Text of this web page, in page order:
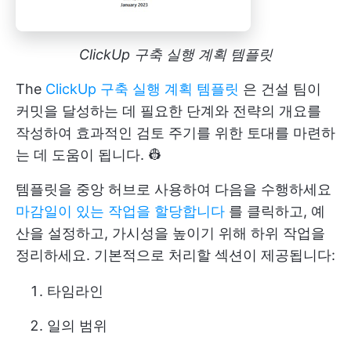
ClickUp 구축 실행 계획 템플릿
The ClickUp 구축 실행 계획 템플릿 은 건설 팀이
커밋을 달성하는 데 필요한 단계와 전략의 개요를
작성하여 효과적인 검토 주기를 위한 토대를 마련하
는 데 도움이 됩니다. 👷
템플릿을 중앙 허브로 사용하여 다음을 수행하세요
마감일이 있는 작업을 할당합니다 를 클릭하고, 예
산을 설정하고, 가시성을 높이기 위해 하위 작업을
정리하세요. 기본적으로 처리할 섹션이 제공됩니다:
타임라인
일의 범위